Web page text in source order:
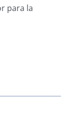
para la